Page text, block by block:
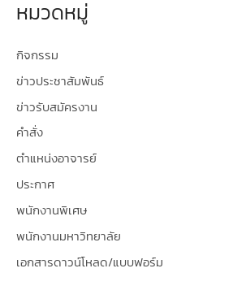
หมวดหมู่
กิจกรรม
ข่าวประชาสัมพันธ์
ข่าวรับสมัครงาน
คำสั่ง
ตำแหน่งอาจารย์
ประกาศ
พนักงานพิเศษ
พนักงานมหาวิทยาลัย
เอกสารดาวน์โหลด/แบบฟอร์ม